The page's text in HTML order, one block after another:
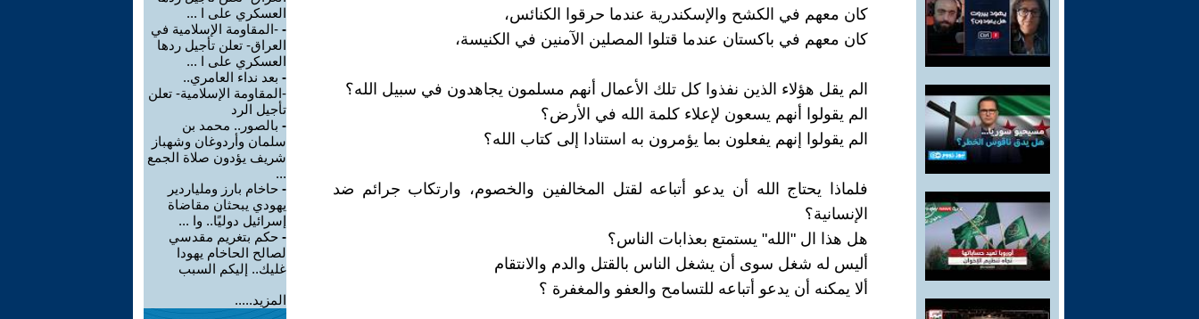
كان معهم في الكشح والإسكندرية عندما حرقوا الكنائس،
كان معهم في باكستان عندما قتلوا المصلين الآمنين في الكنيسة،
الم يقل هؤلاء الذين نفذوا كل تلك الأعمال أنهم مسلمون يجاهدون في سبيل الله؟
الم يقولوا أنهم يسعون لإعلاء كلمة الله في الأرض؟
الم يقولوا إنهم يفعلون بما يؤمرون به استنادا إلى كتاب الله؟
فلماذا يحتاج الله أن يدعو أتباعه لقتل المخالفين والخصوم، وارتكاب جرائم ضد
الإنسانية؟
هل هذا ال "الله" يستمتع بعذابات الناس؟
أليس له شغل سوى أن يشغل الناس بالقتل والدم والانتقام
ألا يمكنه أن يدعو أتباعه للتسامح والعفو والمغفرة ؟
العسكري على ا ...
- -المقاومة الإسلامية في
العراق- تعلن تأجيل ردها
العسكري على ا ...
- بعد نداء العامري..
-المقاومة الإسلامية- تعلن
تأجيل الرد
- بالصور.. محمد بن
سلمان وأردوغان وشهباز
شريف يؤدون صلاة الجمع
...
- حاخام بارز وملياردير
يهودي يبحثان مقاضاة
إسرائيل دوليًا.. وا ...
- حكم بتغريم مقدسي
لصالح الحاخام يهودا
غليك.. إليكم السبب
المزيد.....